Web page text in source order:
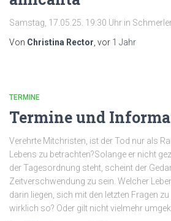
Samstag, 17.05.25. 19:30 Uhr in
Von Christina Rector , vor 1 Jahr
TERMINE
Termine und
Verehrte Mitchristen, ist der Tod nur als
Lebens zu betrachten?Solange er nicht
der Tagesordnung steht, scheint der
Zeitverschwendung zu sein. Welcher
darin liegen, sich mit den letzten Fragen
wirklich so? Oder gilt nicht vielmehr